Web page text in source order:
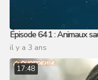
Épisode 641 : Animaux
il y a 3 ans
17:48